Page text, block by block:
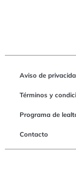
Aviso de
Términos y
Programa de
Contacto